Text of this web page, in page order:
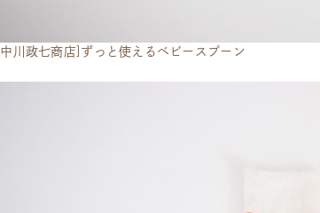
[中川政七商店]ずっと使えるベビースプーン